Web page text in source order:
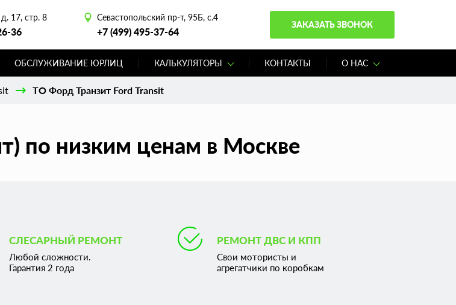
17, стр. 8
36
Севастопольский пр-т, 95Б, с.4
+7 (499) 495-37-64
ЗАКАЗАТЬ ЗВОНОК
ОБСЛУЖИВАНИЕ ЮРЛИЦ КАЛЬКУЛЯТОРЫ КОНТАКТЫ О НАС
ТО Форд Транзит Ford Transit
по низким ценам в Москве
СЛЕСАРНЫЙ РЕМОНТ
Любой сложности.
Гарантия 2 года
РЕМОНТ ДВС И КПП
Свои мотористы и
агрегатчики по коробкам